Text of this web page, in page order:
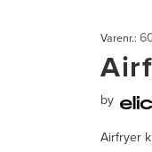
Varenr.:
by
Airfryer